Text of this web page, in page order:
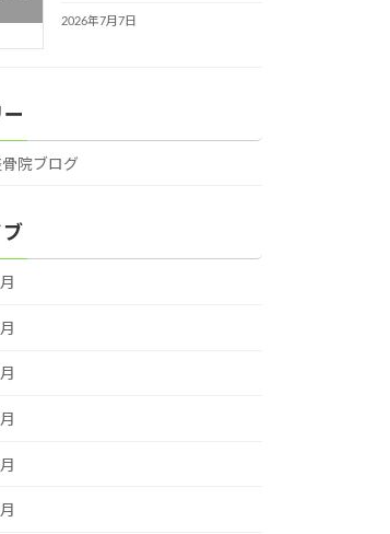
広島市，安佐南区，緑井
2026年7月7日
院ブログ